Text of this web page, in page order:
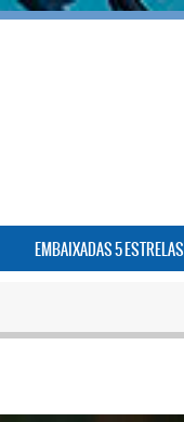
EMBAIXADAS 5 ESTRELAS